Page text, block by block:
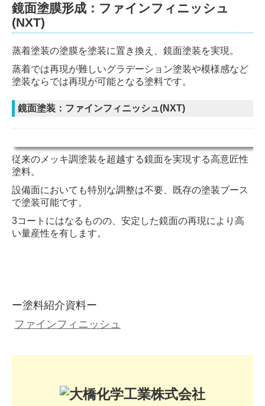
鏡面塗膜形成：ファインフィニッシュ
(NXT)
蒸着塗装の塗膜を塗装に置き換え、鏡面塗装を実現。
蒸着では再現が難しいグラデーション塗装や模様感など
塗装ならでは再現が可能となる塗料です。
鏡面塗装：ファインフィニッシュ(NXT)
従来のメッキ調塗装を超越する鏡面を実現する高意匠性
塗料。
設備面においても特別な調整は不要、既存の塗装ブース
で塗装可能です。
3コートにはなるものの、安定した鏡面の再現により高
い量産性を有します。
ー塗料紹介資料ー
ファインフィニッシュ